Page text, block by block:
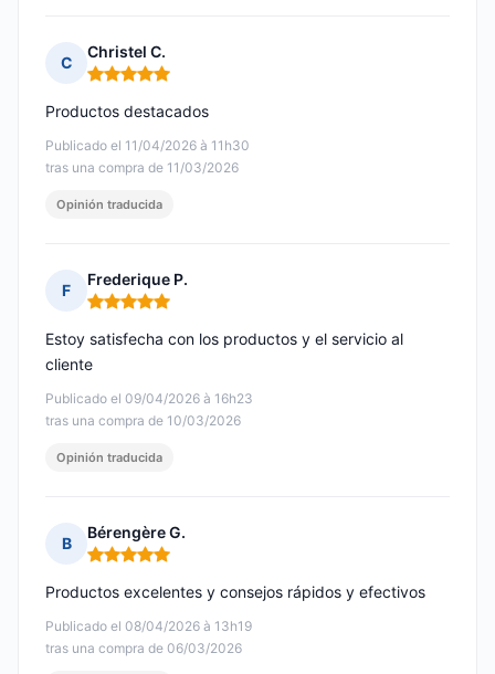
C
Christel C.
Nota: 5 de 5
Publicado el 11/04/2026 à 11h30
tras una compra de 11/03/2026
Productos destacados
Opinión traducida
F
Frederique P.
Nota: 5 de 5
Publicado el 09/04/2026 à 16h23
tras una compra de 10/03/2026
Estoy satisfecha con los productos y el servicio al
cliente
Opinión traducida
B
Bérengère G.
Nota: 5 de 5
Publicado el 08/04/2026 à 13h19
tras una compra de 06/03/2026
Productos excelentes y consejos rápidos y efectivos